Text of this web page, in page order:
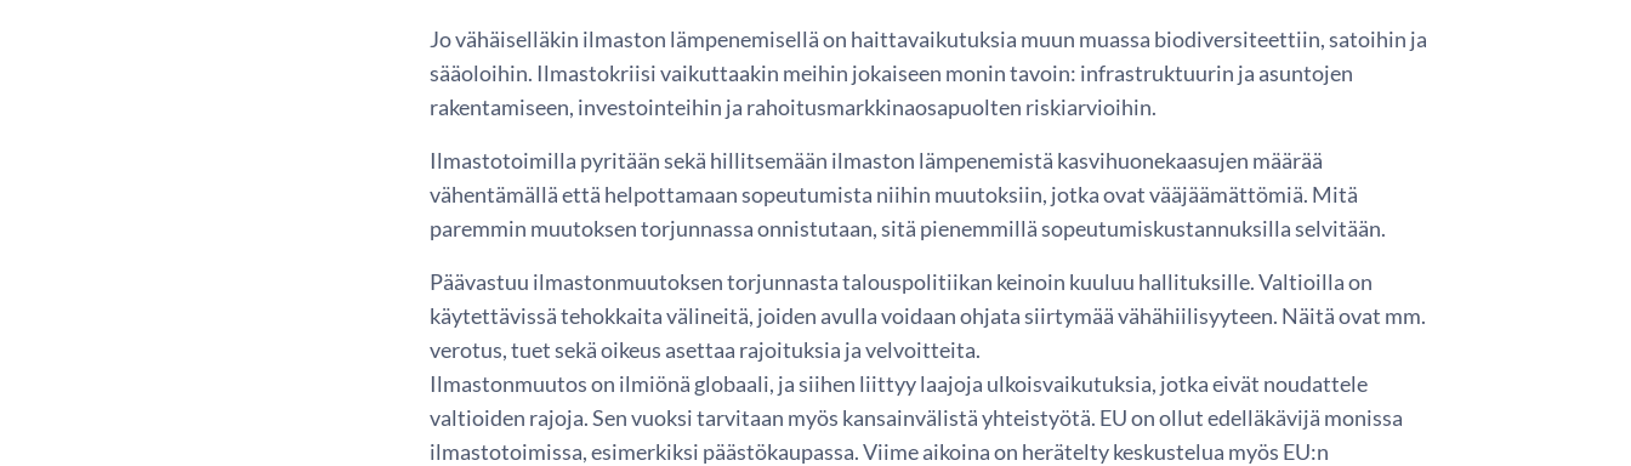
Jo vähäiselläkin ilmaston lämpenemisellä on haittavaikutuksia muun muassa biodiversiteettiin, satoihin ja
sääoloihin. Ilmastokriisi vaikuttaakin meihin jokaiseen monin tavoin: infrastruktuurin ja asuntojen
rakentamiseen, investointeihin ja rahoitusmarkkinaosapuolten riskiarvioihin.
Ilmastotoimilla pyritään sekä hillitsemään ilmaston lämpenemistä kasvihuonekaasujen määrää
vähentämällä että helpottamaan sopeutumista niihin muutoksiin, jotka ovat vääjäämättömiä. Mitä
paremmin muutoksen torjunnassa onnistutaan, sitä pienemmillä sopeutumiskustannuksilla selvitään.
Päävastuu ilmastonmuutoksen torjunnasta talouspolitiikan keinoin kuuluu hallituksille. Valtioilla on
käytettävissä tehokkaita välineitä, joiden avulla voidaan ohjata siirtymää vähähiilisyyteen. Näitä ovat mm.
verotus, tuet sekä oikeus asettaa rajoituksia ja velvoitteita.
Ilmastonmuutos on ilmiönä globaali, ja siihen liittyy laajoja ulkoisvaikutuksia, jotka eivät noudattele
valtioiden rajoja. Sen vuoksi tarvitaan myös kansainvälistä yhteistyötä. EU on ollut edelläkävijä monissa
ilmastotoimissa, esimerkiksi päästökaupassa. Viime aikoina on herätelty keskustelua myös EU:n